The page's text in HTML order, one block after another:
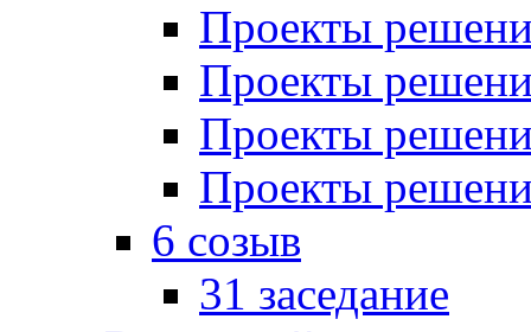
Проекты
Проекты
Проекты
Проекты
6 созыв
31 заседание